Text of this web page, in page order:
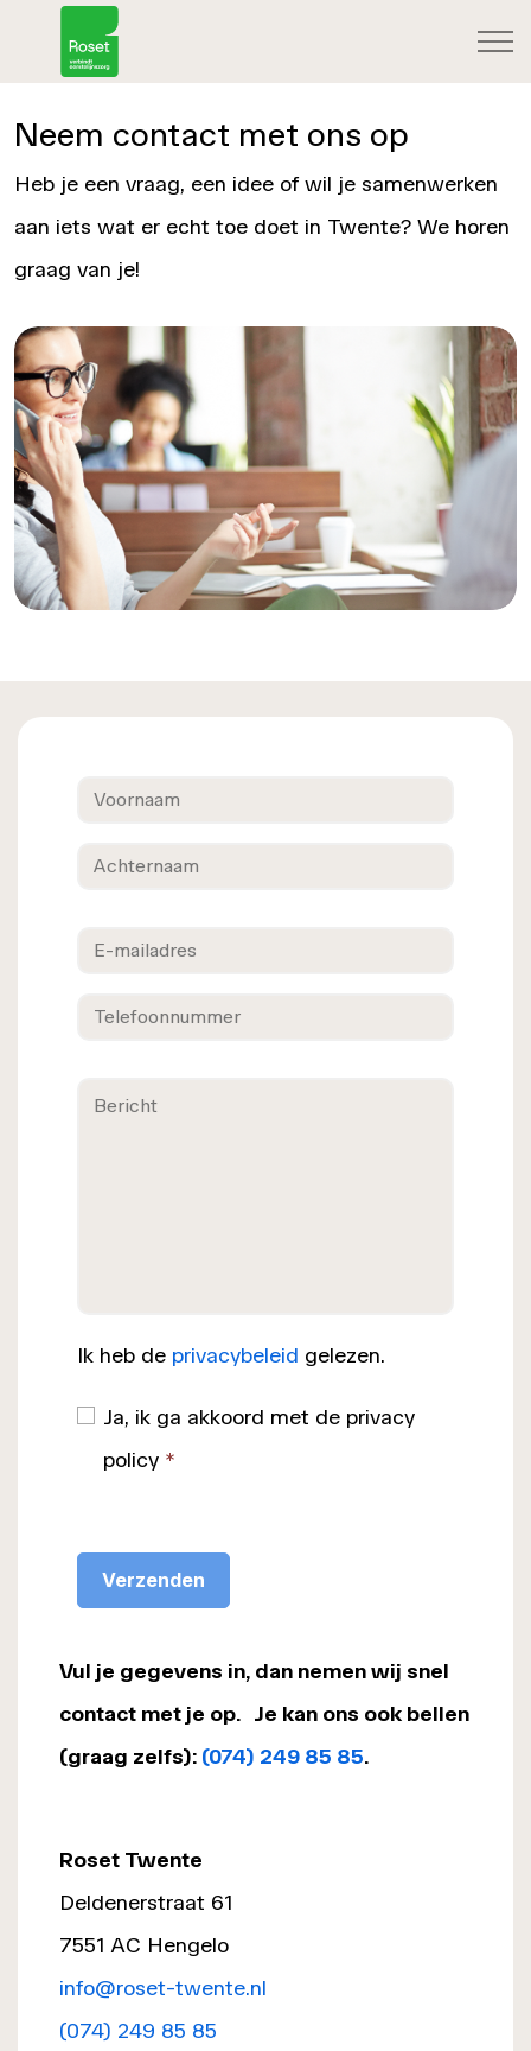
Neem contact met ons op
Heb je een vraag, een idee of wil je samenwerken
aan iets wat er echt toe doet in Twente? We horen
graag van je!
Ik heb de privacybeleid gelezen.
Ja, ik ga akkoord met de privacy
policy *
Vul je gegevens in, dan nemen wij snel
contact met je op. Je kan ons ook bellen
(graag zelfs): (074) 249 85 85.
Roset Twente
Deldenerstraat 61
7551 AC Hengelo
info@roset-twente.nl
(074) 249 85 85